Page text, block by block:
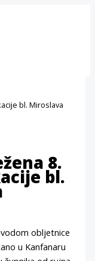
bl. Miroslava
8.
bl.
obljetnice
u Kanfanaru